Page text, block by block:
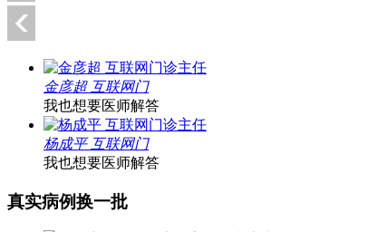
金彦超 互联网门
我也想要医师解答
杨成平 互联网门
我也想要医师解答
真实病例换一批